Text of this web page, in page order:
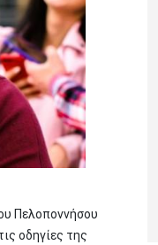
Πελοποννήσου
οδηγίες της